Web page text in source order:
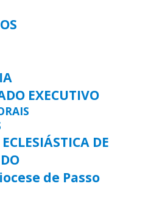
EXECUTIVO
DE
de Passo